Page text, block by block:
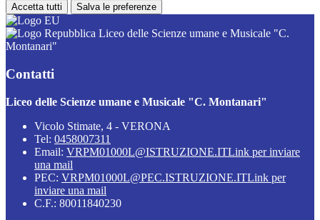
Accetta tutti Salva le preferenze
Liceo delle Scienze umane e Musicale "C.
Montanari"
Contatti
Liceo delle Scienze umane e Musicale "C. Montanari"
Vicolo Stimate, 4 - VERONA
Tel: 0458007311
Email: VRPM01000L@ISTRUZIONE.ITLink per inviare
una mail
PEC: VRPM01000L@PEC.ISTRUZIONE.ITLink per
inviare una mail
C.F.: 80011840230